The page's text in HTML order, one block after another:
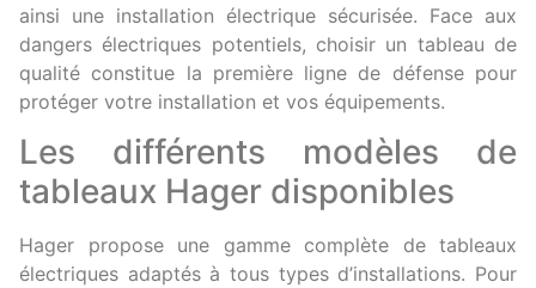
ainsi une installation électrique sécurisée. Face aux
dangers électriques potentiels, choisir un tableau de
qualité constitue la première ligne de défense pour
protéger votre installation et vos équipements.
Les différents modèles de
tableaux Hager disponibles
Hager propose une gamme complète de tableaux
électriques adaptés à tous types d’installations. Pour